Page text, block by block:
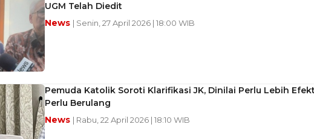
UGM Telah Diedit
News | Senin, 27 April 2026 | 18:00 WIB
Pemuda Katolik Soroti Klarifikasi JK, Dinilai Perlu Lebih
Perlu Berulang
News | Rabu, 22 April 2026 | 18:10 WIB